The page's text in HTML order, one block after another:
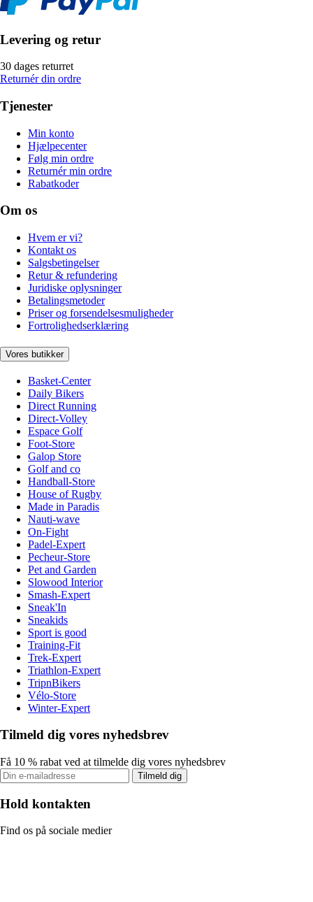
Levering og retur
30 dages returret
Returnér din ordre
Tjenester
Min konto
Hjælpecenter
Følg min ordre
Returnér min ordre
Rabatkoder
Om os
Hvem er vi?
Kontakt os
Salgsbetingelser
Retur & refundering
Juridiske oplysninger
Betalingsmetoder
Priser og forsendelsesmuligheder
Fortrolighedserklæring
Vores butikker
Basket-Center
Daily Bikers
Direct Running
Direct-Volley
Espace Golf
Foot-Store
Galop Store
Golf and co
Handball-Store
House of Rugby
Made in Paradis
Nauti-wave
On-Fight
Padel-Expert
Pecheur-Store
Pet and Garden
Slowood Interior
Smash-Expert
Sneak'In
Sneakids
Sport is good
Training-Fit
Trek-Expert
Triathlon-Expert
TripnBikers
Vélo-Store
Winter-Expert
Tilmeld dig vores nyhedsbrev
Få 10 % rabat ved at tilmelde dig vores nyhedsbrev
Tilmeld dig
Hold kontakten
Find os på sociale medier